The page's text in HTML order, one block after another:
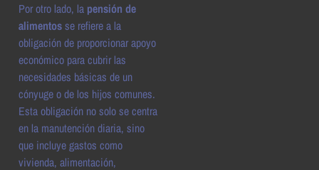
Por otro lado, la pensión de
alimentosse refiere a la
obligación de proporcionar apoyo
económico para cubrir las
necesidades básicas de un
cónyuge o de los hijos comunes.
Esta obligación no solo se centra
en la manutención diaria, sino
que incluye gastos como
vivienda, alimentación,